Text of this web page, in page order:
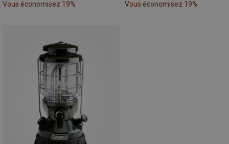
Vous économisez 19% Vous économisez 19%